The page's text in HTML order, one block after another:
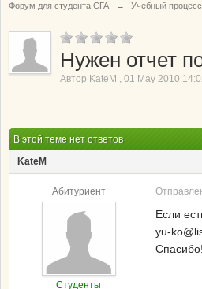
Форум для студента СГА → Учебный
Нужен отчет
Автор KateM , 01 May 2010
В этой теме нет ответов
KateM
Абитуриент
Студенты
Если
yu-